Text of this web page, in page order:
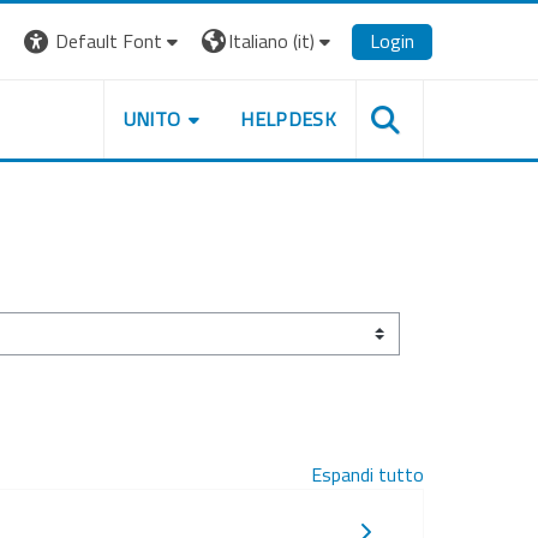
Default Font
Italiano ‎(it)‎ Login
UNITO HELPDESK
Espandi tutto